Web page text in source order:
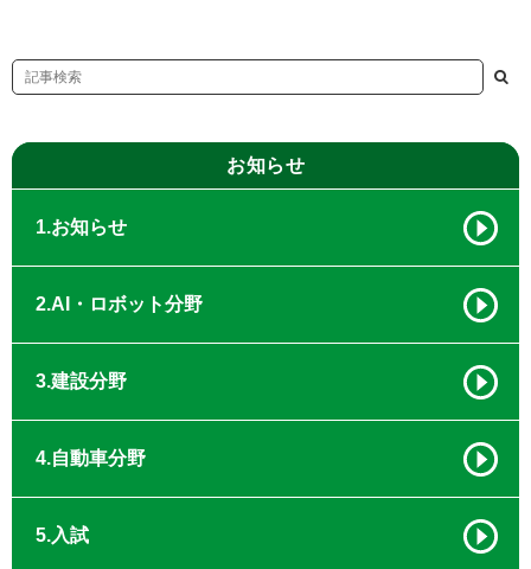
お知らせ
1.お知らせ
2.AI・ロボット分野
3.建設分野
4.自動車分野
5.入試